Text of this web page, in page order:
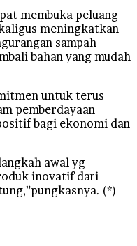
membuka peluang
meningkatkan
sampah
bahan yang mudah
untuk terus
pemberdayaan
bagi ekonomi dan
awal yg
inovatif dari
(*)